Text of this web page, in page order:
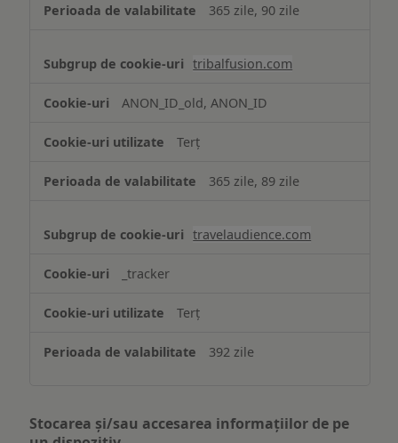
365 zile, 90 zile
tribalfusion.com
ANON_ID_old, ANON_ID
Terț
365 zile, 89 zile
travelaudience.com
_tracker
Terț
392 zile
Stocarea și/sau accesarea informațiilor de pe